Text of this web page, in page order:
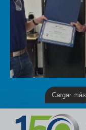
Cargar más